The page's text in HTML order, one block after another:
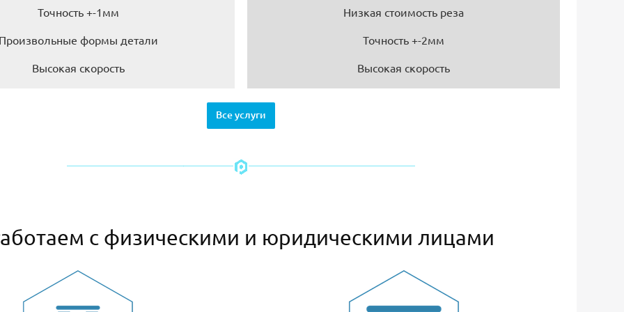
Точность +-1мм
формы детали
Высокая скорость
Низкая стоимость реза
Точность +-2мм
Высокая скорость
Все услуги
с физическими и юридическими лицами